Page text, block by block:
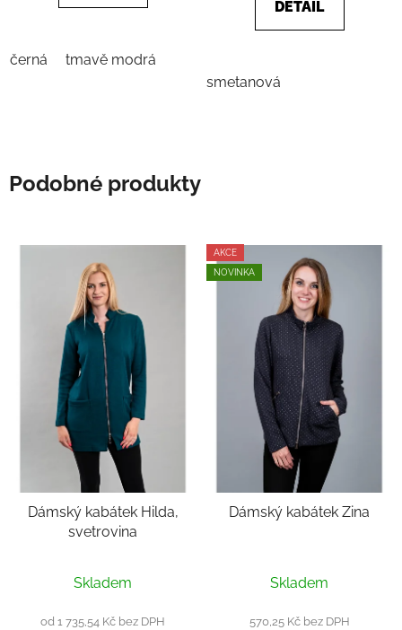
černá tmavě modrá
DETAIL
smetanová
Podobné produkty
Dámský kabátek Hilda,
svetrovina
Skladem
od 1 735,54 Kč bez DPH
AKCE
NOVINKA
Dámský kabátek Zina
hodnocení
produktu
Skladem
570,25 Kč bez DPH